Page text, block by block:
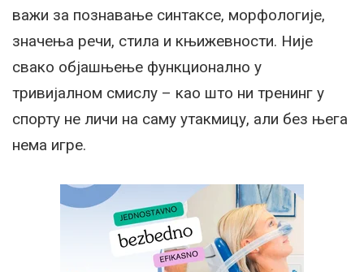
важи за познавање синтаксе, морфологије,
значења речи, стила и књижевности. Није
свако објашњење функционално у
тривијалном смислу – као што ни тренинг у
спорту не личи на саму утакмицу, али без њега
нема игре.